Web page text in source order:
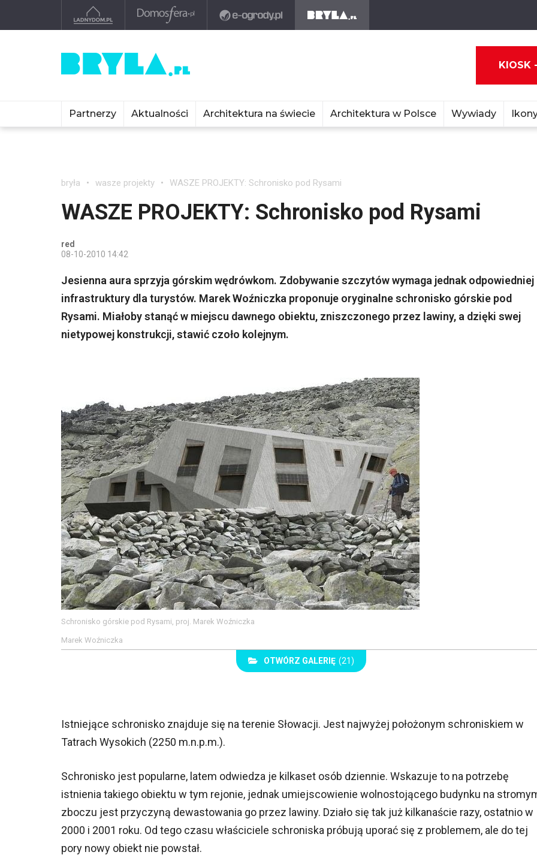
KIOSK
Partnerzy Aktualności Architektura na świecie Architektura w Polsce Wywiady
bryła wasze projekty WASZE PROJEKTY: Schronisko pod Rysami
WASZE PROJEKTY: Schronisko pod Rysami
red
08-10-2010 14:42
Jesienna aura sprzyja górskim wędrówkom. Zdobywanie szczytów wymaga jednak odpowiedniej
infrastruktury dla turystów. Marek Woźniczka proponuje oryginalne schronisko górskie pod
Rysami. Miałoby stanąć w miejscu dawnego obiektu, zniszczonego przez lawiny, a dzięki swej
nietypowej konstrukcji, stawić czoło kolejnym.
Schronisko górskie pod Rysami, proj. Marek Woźniczka
Marek Woźniczka
OTWÓRZ GALERIĘ (21)
Istniejące schronisko znajduje się na terenie Słowacji. Jest najwyżej położonym schroniskiem w
Tatrach Wysokich (2250 m.n.p.m.).
Schronisko jest popularne, latem odwiedza je kilkaset osób dziennie. Wskazuje to na potrzebę
istnienia takiego obiektu w tym rejonie, jednak umiejscowienie wolnostojącego budynku na
zboczu jest przyczyną dewastowania go przez lawiny. Działo się tak już kilkanaście razy, ostatnio w
2000 i 2001 roku. Od tego czasu właściciele schroniska próbują uporać się z problemem, ale do tej
pory nowy obiekt nie powstał.